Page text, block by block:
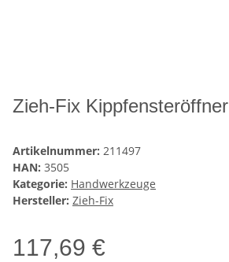
Zieh-Fix Kippfensteröffner
Artikelnummer: 211497
HAN: 3505
Kategorie: Handwerkzeuge
Hersteller: Zieh-Fix
117,69 €